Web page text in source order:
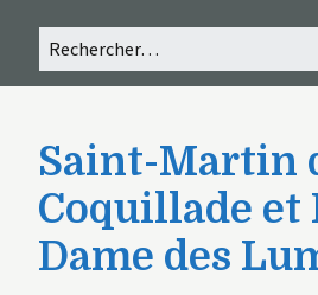
Saint-Martin
Coquillade et
Dame des